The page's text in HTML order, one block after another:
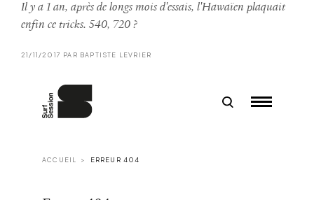
Il y a 1 an, après de longs mois d'essais, l'Hawaïen plaquait
enfin ce tricks. 540, 720 ?
21/11/2017 PAR BAPTISTE LEVRIER